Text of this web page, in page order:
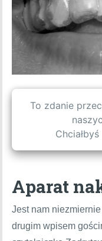
To zdanie
Aparat
Jest nam
drugim wpisem